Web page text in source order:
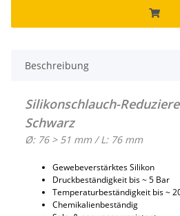
Beschreibung
Silikonschlauch-
Schwarz
Ø: 76 > 51 mm / L: 76 mm
Gewebeverstärktes Silikon
Druckbeständigkeit bis ~ 5 Bar
Temperaturbeständigkeit bis ~
Chemikalienbeständig